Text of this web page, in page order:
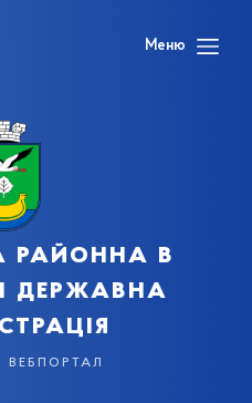
Меню
районна в
державна
вебпортал